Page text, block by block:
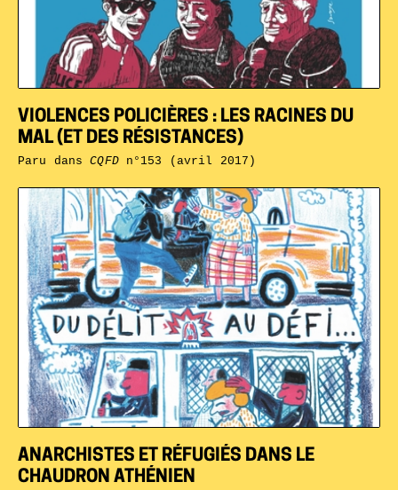
ANARCHISTES ET RÉFUGIÉS DANS LE
CHAUDRON ATHÉNIEN
VIOLENCES POLICIÈRES : LES RACINES DU
MAL (ET DES RÉSISTANCES)
Paru dansCQFDn°153 (avril 2017)